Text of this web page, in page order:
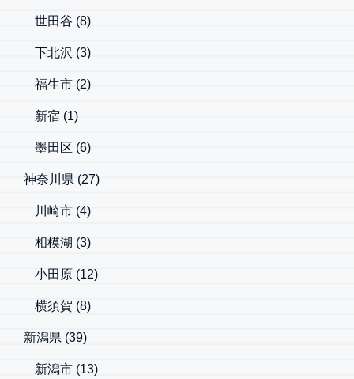
世田谷 (8)
下北沢 (3)
福生市 (2)
新宿 (1)
墨田区 (6)
神奈川県 (27)
川崎市 (4)
相模湖 (3)
小田原 (12)
横須賀 (8)
新潟県 (39)
新潟市 (13)